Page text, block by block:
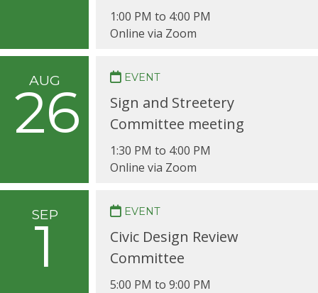
1:00 PM to 4:00 PM
Online via Zoom
AUG
26
EVENT
Sign and Streetery
Committee meeting
1:30 PM to 4:00 PM
Online via Zoom
SEP
1
EVENT
Civic Design Review
Committee
5:00 PM to 9:00 PM